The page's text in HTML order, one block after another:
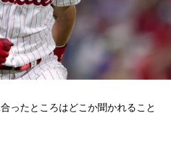
ったところはどこか聞かれること